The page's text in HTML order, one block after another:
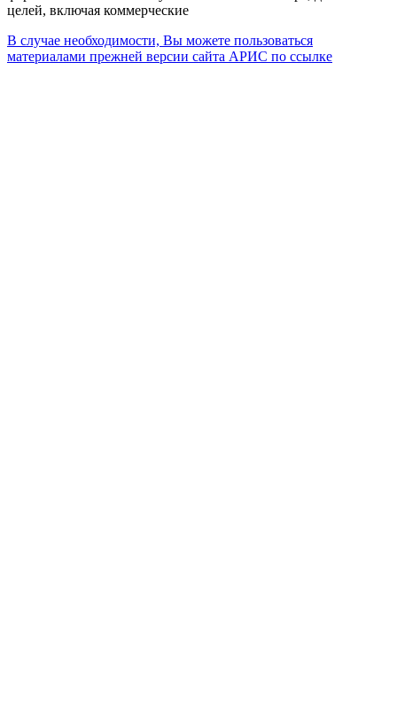
целей, включая коммерческие
В случае необходимости, Вы можете пользоваться
материалами прежней версии сайта АРИС по ссылке